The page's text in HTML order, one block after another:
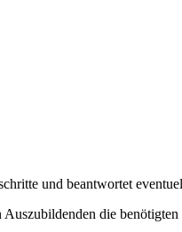
und beantwortet
die